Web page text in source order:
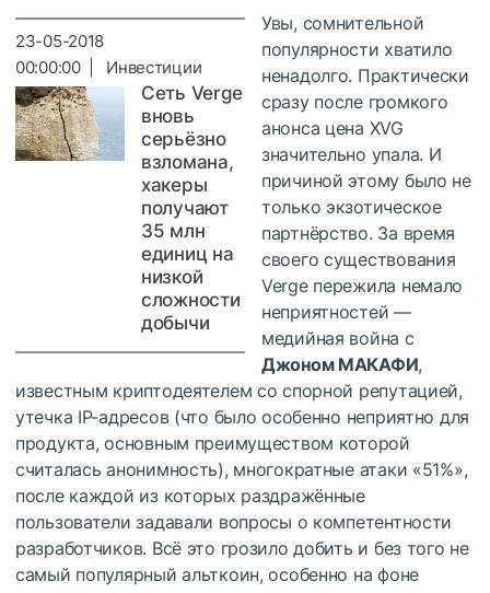
23-05-2018
00:00:00 | Инвестиции
Сеть Verge
вновь
серьёзно
взломана,
хакеры
получают
35 млн
единиц на
низкой
сложности
добычи
Увы, сомнительной
популярности хватило
ненадолго. Практически
сразу после громкого
анонса цена XVG
значительно упала. И
причиной этому было не
только экзотическое
партнёрство. За время
своего существования
Verge пережила немало
неприятностей —
медийная война с
Джоном МАКАФИ,
известным криптодеятелем со спорной репутацией,
утечка IP-адресов (что было особенно неприятно для
продукта, основным преимуществом которой
считалась анонимность), многократные атаки «51%»,
после каждой из которых раздражённые
пользователи задавали вопросы о компетентности
разработчиков. Всё это грозило добить и без того не
самый популярный альткоин, особенно на фоне